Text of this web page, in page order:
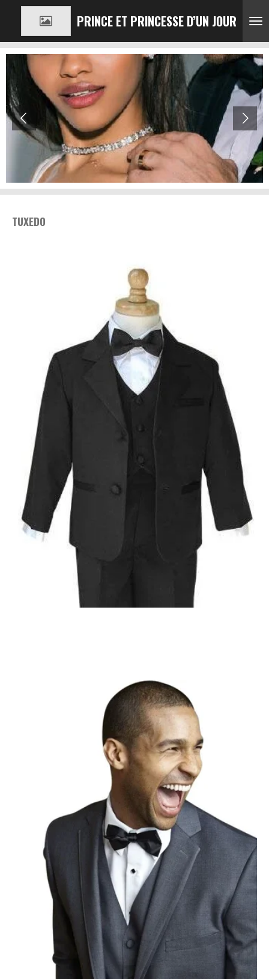
contenu
principal
PRINCE ET PRINCESSE D’UN JOUR
TUXEDO